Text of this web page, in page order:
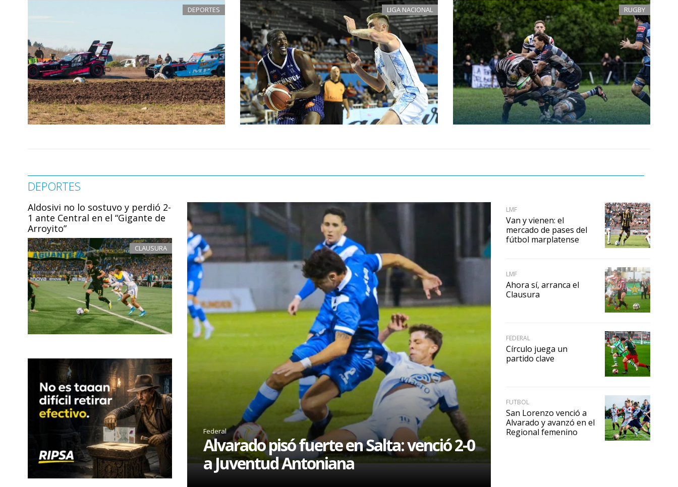
DEPORTES LIGA NACIONAL RUGBY
DEPORTES
Aldosivi no lo sostuvo y perdió 2-
1 ante Central en el “Gigante de
Arroyito”
CLAUSURA
Federal
Alvarado pisó fuerte en Salta: venció 2-0
a Juventud Antoniana
LMF
Van y vienen: el
mercado de pases del
fútbol marplatense
LMF
Ahora sí, arranca el
Clausura
FEDERAL
Círculo juega un
partido clave
FUTBOL
San Lorenzo venció a
Alvarado y avanzó en el
Regional femenino